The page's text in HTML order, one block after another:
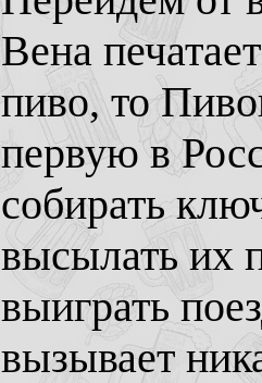
Вена
пиво, то
первую в
собирать
высылать их
выиграть
вызывает